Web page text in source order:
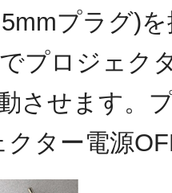
プラグ)
プロジェク
させます。
クター電源